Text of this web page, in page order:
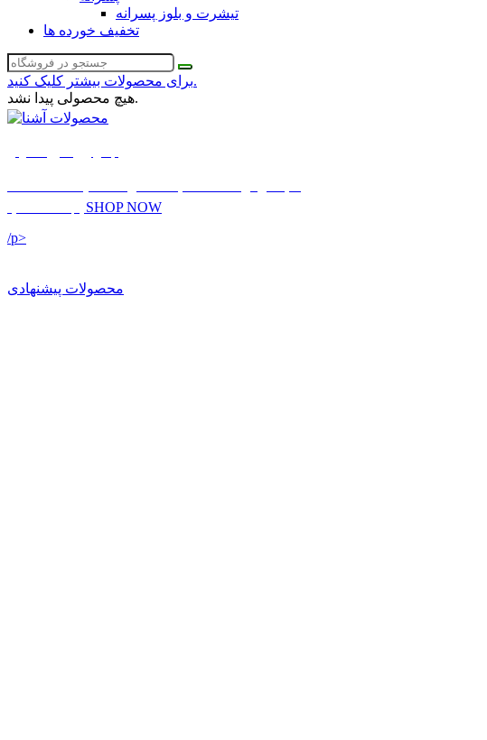
تیشرت و بلوز پسرانه
تخفیف خورده ها
برای محصولات بیشتر کلیک کنید.
هیچ محصولی پیدا نشد.
SHOP NOW
/p>
محصولات پیشنهادی